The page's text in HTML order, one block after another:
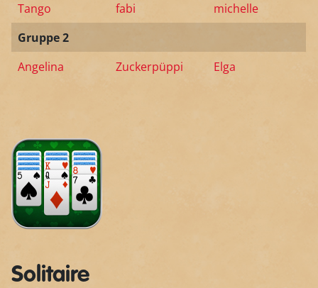
Tango
fabi
michelle
Gruppe 2
Angelina
Zuckerpüppi Elga
Solitaire